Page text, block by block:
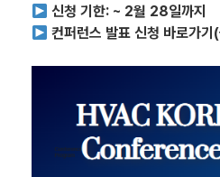
신청 기한: ~ 2월 28일까지
컨퍼런스 발표 신청 바로가기